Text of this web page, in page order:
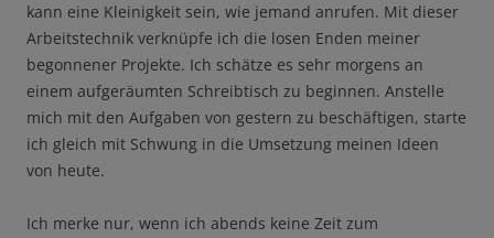
kann eine Kleinigkeit sein, wie jemand anrufen. Mit dieser
Arbeitstechnik verknüpfe ich die losen Enden meiner
begonnener Projekte. Ich schätze es sehr morgens an
einem aufgeräumten Schreibtisch zu beginnen. Anstelle
mich mit den Aufgaben von gestern zu beschäftigen, starte
ich gleich mit Schwung in die Umsetzung meinen Ideen
von heute.
Ich merke nur, wenn ich abends keine Zeit zum